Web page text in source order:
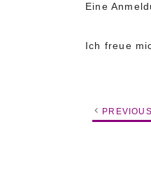
Eine
Ich freue
PREVIOUS